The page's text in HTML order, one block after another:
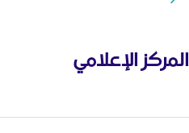
المركز الإعلامي